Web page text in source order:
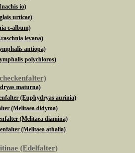
io)
urticae)
c-album)
levana)
antiopa)
polychloros)
maturna)
(Euphydryas aurinia)
(Melitaea didyma)
(Melitaea diamina)
(Melitaea athalia)
(Edelfalter)